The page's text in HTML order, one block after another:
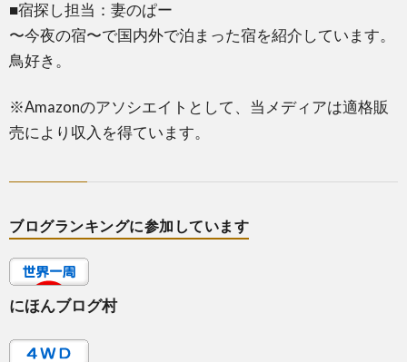
■宿探し担当：妻のぱー
〜今夜の宿〜で国内外で泊まった宿を紹介しています。
鳥好き。
※Amazonのアソシエイトとして、当メディアは適格販
売により収入を得ています。
ブログランキングに参加しています
にほんブログ村